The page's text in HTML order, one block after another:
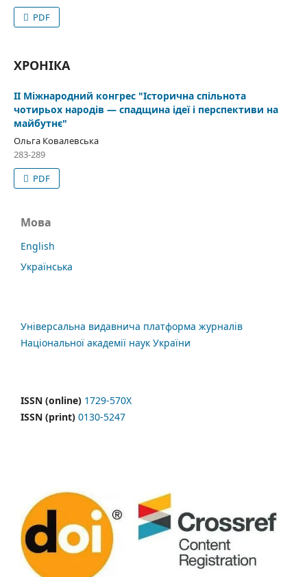
PDF
ХРОНІКА
II Міжнародний конгрес "Історична спільнота
чотирьох народів — спадщина ідеї і перспективи на
майбутнє"
Ольга Ковалевська
283-289
PDF
Мова
English
Українська
Універсальна видавнича платформа журналів
Національної академії наук України
ISSN (online) 1729-570X
ISSN (print) 0130-5247